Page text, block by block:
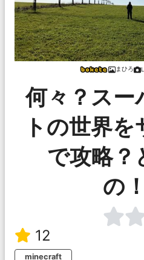
まひろ
何々？スー
トの世界
で攻略？
の
12
minecraft